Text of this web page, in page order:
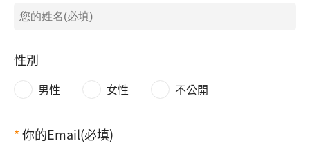
性別
男性 女性 不公開
你的Email(必填)